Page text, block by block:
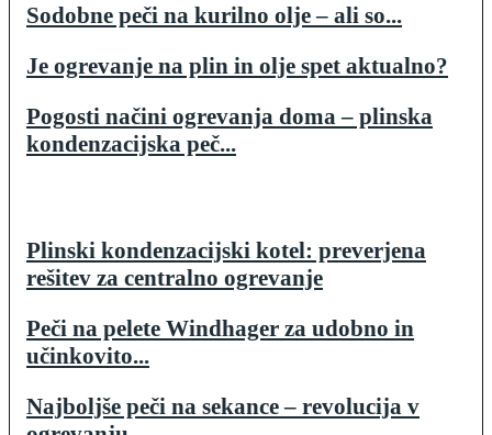
Sodobne peči na kurilno olje – ali so...
Je ogrevanje na plin in olje spet aktualno?
Pogosti načini ogrevanja doma – plinska
kondenzacijska peč...
Plinski kondenzacijski kotel: preverjena
rešitev za centralno ogrevanje
Peči na pelete Windhager za udobno in
učinkovito...
Najboljše peči na sekance – revolucija v